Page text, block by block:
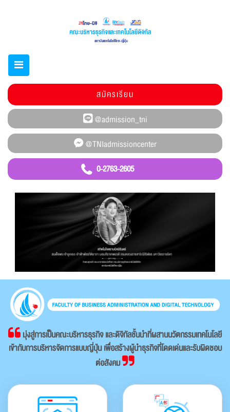
0-2763-2605
สมัครเรียน
มุ่งสู่การเป็นคณะบริหารธุรกิจ และดิจิทัลชั้นนำที่ผสานนวัตกรรมเทคโนโลยี
เข้ากับการบริหารจัดการแบบญี่ปุ่น เพื่อสร้างผู้นำธุรกิจที่โดดเด่นและรับผิดชอบ
ต่อสังคม